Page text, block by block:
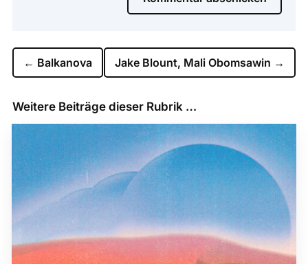
← Balkanova Jake Blount, Mali Obomsawin →
Weitere Beiträge dieser Rubrik …